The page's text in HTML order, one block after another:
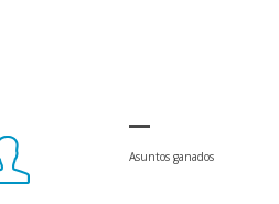
Asuntos ganados